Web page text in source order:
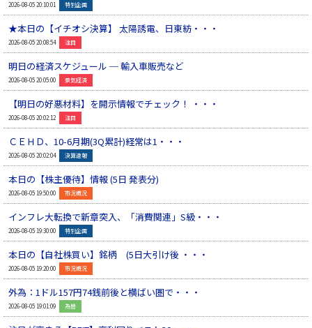
2026-08-05 20:10:01 特別企画
★本日の【イチオシ決算】 太陽誘電、日東紡・・・
2026-08-05 20:08:54 注目
明日の経済スケジュール ─ 輸入車販売など
2026-08-05 20:05:00 景気経済
【明日の好悪材料】を開示情報でチェック！ ・・・
2026-08-05 20:02:12 注目
ＣＥＨＤ、10-6月期(3Q累計)経常は1・・・
2026-08-05 20:02:04 決算速報
本日の【株主優待】情報 (5日 発表分)
2026-08-05 19:50:00 市況概況
インフレ大転換で新章突入、「消費関連」S級・・・
2026-08-05 19:30:00 特別企画
本日の【自社株買い】銘柄 (5日大引け後 ・・・
2026-08-05 19:20:00 市況概況
外為：1ドル157円74銭前後と横ばい圏で・・・
2026-08-05 19:01:09 為替